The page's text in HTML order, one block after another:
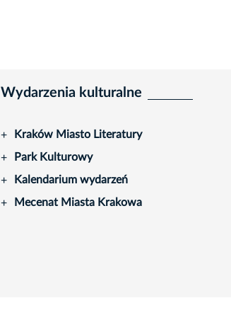
Wydarzenia kulturalne
+ Kraków Miasto Literatury
+ Park Kulturowy
+ Kalendarium wydarzeń
+ Mecenat Miasta Krakowa